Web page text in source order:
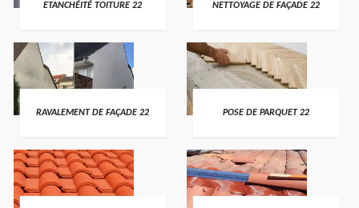
ETANCHÉITÉ TOITURE 22 NETTOYAGE DE FAÇADE 22
RAVALEMENT DE FAÇADE 22 POSE DE PARQUET 22